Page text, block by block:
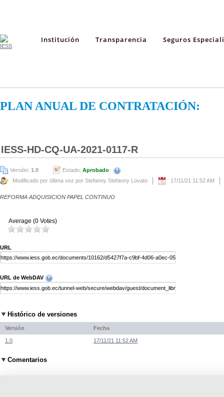
Institución Transparencia Seguros
PLAN ANUAL DE CONTRATACIÓN:
IESS-HD-CQ-UA-2021-0117-R
Versión: 1.0 Estado: Aprobado
Modificado por última vez por Stefanny Stefanny Lovato
17/11/21 11:52 AM
REFORMA ADQUISICION PAPEL CONTINUO
Average (0 Votes)
URL
URL de WebDAV
Histórico de versiones
Versión Fecha
1.0 17/11/21 11:52 AM
Comentarios